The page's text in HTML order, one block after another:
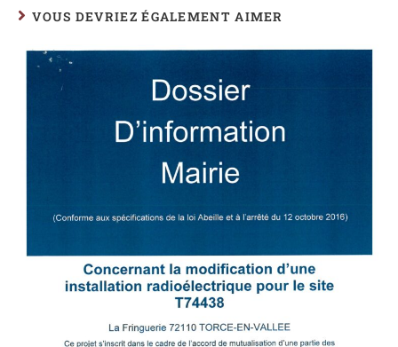
VOUS DEVRIEZ ÉGALEMENT AIMER